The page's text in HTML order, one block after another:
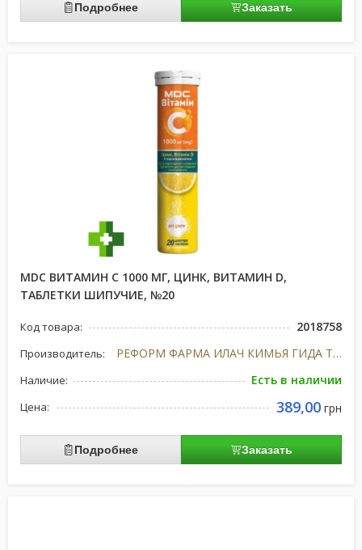
Подробнее Заказать
MDC ВИТАМИН С 1000 МГ, ЦИНК, ВИТАМИН D,
ТАБЛЕТКИ ШИПУЧИЕ, №20
Код товара: 2018758
Производитель: РЕФОРМ ФАРМА ИЛАЧ КИМЬЯ ГИДА ТУРЦИЯ
Наличие: Есть в наличии
Цена: 389,00 грн
Подробнее Заказать